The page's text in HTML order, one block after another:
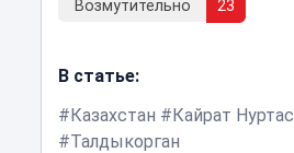
Возмутительно 23
В статье:
Казахстан
Кайрат Нуртас
Талдыкорган